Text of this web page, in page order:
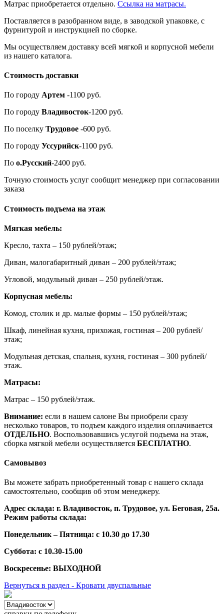
Матрас приобретается отдельно. Ссылка на матрасы.
Поставляется в разобранном виде, в заводской упаковке, с
фурнитурой и инструкцией по сборке.
Мы осуществляем доставку всей мягкой и корпусной мебели
из нашего каталога.
Стоимость доставки
По городу Артем -1100 руб.
По городу Владивосток-1200 руб.
По поселку Трудовое -600 руб.
По городу Уссурийск-1100 руб.
По о.Русский-2400 руб.
Точную стоимость услуг сообщит менеджер при согласовании
заказа
Стоимость подъема на этаж
Мягкая мебель:
Кресло, тахта – 150 рублей/этаж;
Диван, малогабаритный диван – 200 рублей/этаж;
Угловой, модульный диван – 250 рублей/этаж.
Корпусная мебель:
Комод, столик и др. малые формы – 150 рублей/этаж;
Шкаф, линейная кухня, прихожая, гостиная – 200 рублей/
этаж;
Модульная детская, спальня, кухня, гостиная – 300 рублей/
этаж.
Матрасы:
Матрас – 150 рублей/этаж.
Внимание: если в нашем салоне Вы приобрели сразу
несколько товаров, то подъем каждого изделия оплачивается
ОТДЕЛЬНО. Воспользовавшись услугой подъема на этаж,
сборка мягкой мебели осуществляется БЕСПЛАТНО.
Самовывоз
Вы можете забрать приобретенный товар с нашего склада
самостоятельно, сообщив об этом менеджеру.
Адрес склада: г. Владивосток, п. Трудовое, ул. Беговая, 25а.
Режим работы склада:
Понедельник – Пятница: с 10.30 до 17.30
Суббота: с 10.30-15.00
Воскресенье: ВЫХОДНОЙ
Вернуться в раздел - Кровати двуспальные